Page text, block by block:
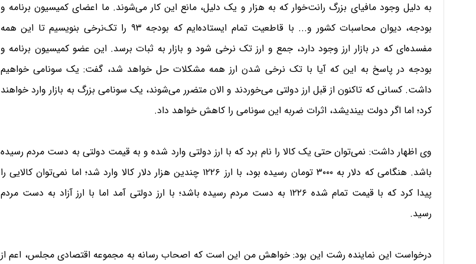
به دلیل وجود مافیای بزرگ رانت‌خوار که به هزار و یک دلیل، مانع این کار می‌شوند. ما ‌اعضای کمیسیون برنامه و
بودجه، دیوان محاسبات کشور و... با قاطعیت تمام ایستاده‌ایم که بودجه ۹۳ را تک‌نرخی بنویسیم تا این همه
مفسده‌ای که در بازار ارز وجود دارد، جمع ‌و ارز تک نرخی شود و بازار به ثبات برسد.این عضو کمیسیون برنامه و
بودجه در پاسخ به این ‌که آیا با تک نرخی شدن ارز همه مشکلات حل خواهد شد، گفت: یک سونامی خواهیم
داشت. کسانی که تاکنون از قبل ارز دولتی می‌خوردند و الان متضرر می‌شوند، یک سونامی بزرگ به بازار وارد خواهند
کرد؛ اما اگر دولت بیندیشد، اثرات ضربه این سونامی را کاهش خواهد داد.
وی اظهار داشت: نمی‌توان حتی یک کالا را نام برد که با ارز دولتی وارد شده ‌و به قیمت دولتی به دست مردم رسیده
باشد. هنگامی که دلار به ۳۰۰۰ تومان رسیده بود، با ارز ۱۲۲۶ چندین هزار دلار کالا وارد شد؛ اما نمی‌توان کالایی‌ را
‌پیدا کرد که با قیمت تمام شده ۱۲۲۶ به دست مردم رسیده باشد؛ با ارز دولتی آمد اما با ارز آزاد به دست مردم
رسید.
درخواست این نماینده رشت این بود: خواهش من این است که اصحاب رسانه به مجموعه اقتصادی مجلس، اعم از